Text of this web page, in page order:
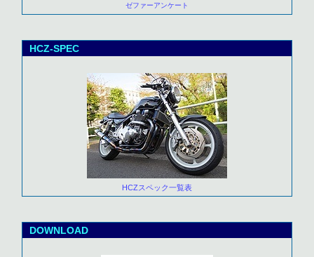
ゼファーアンケート
HCZ-SPEC
HCZスペック一覧表
DOWNLOAD